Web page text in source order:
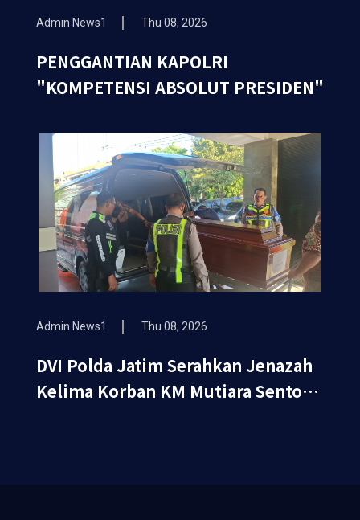
Admin News1 Thu 08, 2026
PENGGANTIAN KAPOLRI
"KOMPETENSI ABSOLUT PRESIDEN"
Admin News1 Thu 08, 2026
DVI Polda Jatim Serahkan Jenazah
Kelima Korban KM Mutiara Sentosa